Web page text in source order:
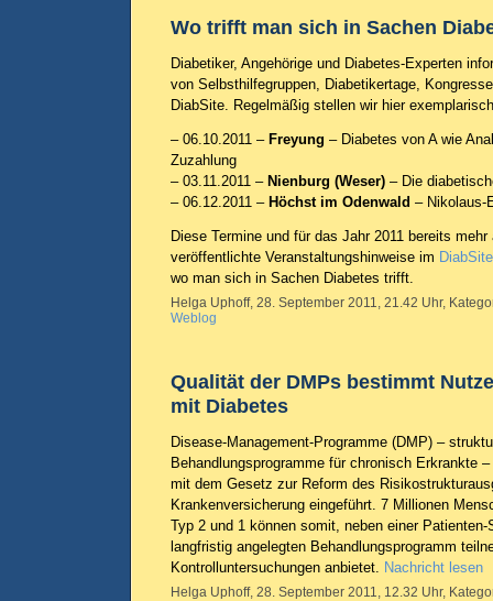
Wo trifft man sich in Sachen
Diabetiker, Angehörige und Diabetes-Experten
von Selbsthilfegruppen, Diabetikertage,
DiabSite. Regelmäßig stellen wir hier
– 06.10.2011 – Freyung – Diabetes von A wie
Zuzahlung
– 03.11.2011 – Nienburg (Weser) – Die
– 06.12.2011 – Höchst im Odenwald – Nikolaus-
Diese Termine und für das Jahr 2011 bereits
veröffentlichte Veranstaltungshinweise im
wo man sich in Sachen Diabetes trifft.
Helga Uphoff, 28. September 2011, 21.42 Uhr,
Weblog
Qualität der DMPs bestimmt
mit Diabetes
Disease-Management-Programme (DMP) –
Behandlungsprogramme für chronisch Erkrankte
mit dem Gesetz zur Reform des
Krankenversicherung eingeführt. 7 Millionen
Typ 2 und 1 können somit, neben einer Patienten-
langfristig angelegten Behandlungsprogramm
Kontrolluntersuchungen anbietet. Nachricht lesen
Helga Uphoff, 28. September 2011, 12.32 Uhr,